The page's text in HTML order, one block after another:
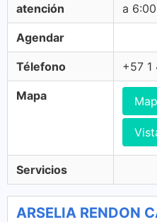
atención
a
Agendar
Télefono +57 1
Mapa
Servicios
ARSELIA RENDON